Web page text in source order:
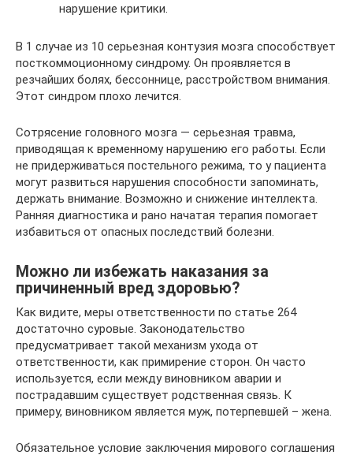
нарушение критики.
В 1 случае из 10 серьезная контузия мозга способствует
посткоммоционному синдрому. Он проявляется в
резчайших болях, бессоннице, расстройством внимания.
Этот синдром плохо лечится.
Сотрясение головного мозга — серьезная травма,
приводящая к временному нарушению его работы. Если
не придерживаться постельного режима, то у пациента
могут развиться нарушения способности запоминать,
держать внимание. Возможно и снижение интеллекта.
Ранняя диагностика и рано начатая терапия помогает
избавиться от опасных последствий болезни.
Можно ли избежать наказания за
причиненный вред здоровью?
Как видите, меры ответственности по статье 264
достаточно суровые. Законодательство
предусматривает такой механизм ухода от
ответственности, как примирение сторон. Он часто
используется, если между виновником аварии и
пострадавшим существует родственная связь. К
примеру, виновником является муж, потерпевшей – жена.
Обязательное условие заключения мирового соглашения